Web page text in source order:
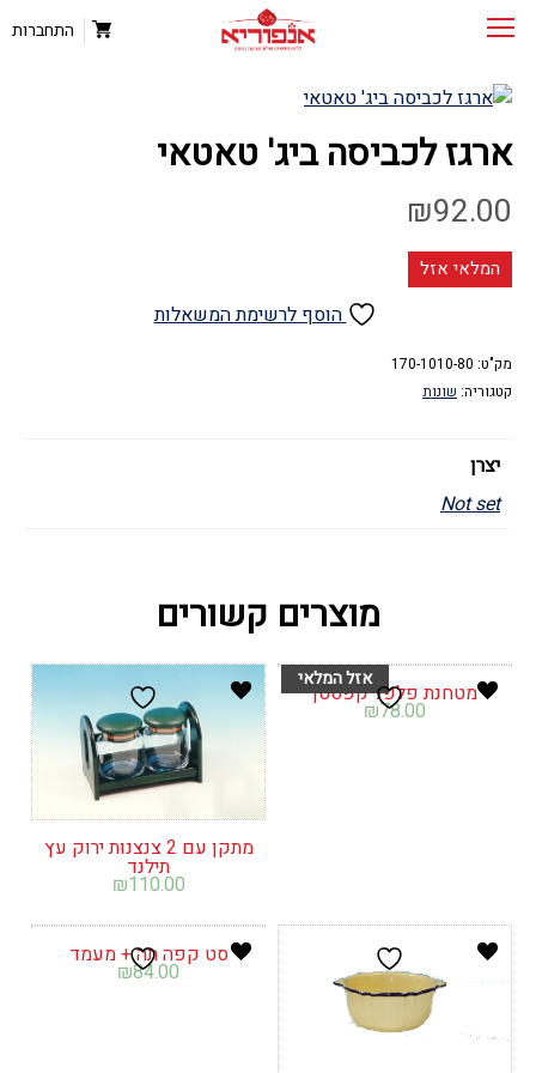
התחברות
ארגז לכביסה ביג' טאטאי
₪92.00
המלאי אזל
הוסף לרשימת המשאלות
מק"ט: 170-1010-80
קטגוריה: שונות
יצרן
Not set
מוצרים קשורים
מטחנת פלפל קפסטן
₪78.00
מתקן עם 2 צנצנות ירוק עץ
תילנד
₪110.00
סט קפה תה + מעמד
₪84.00